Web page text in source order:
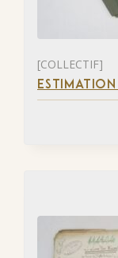
[COLLECTIF]